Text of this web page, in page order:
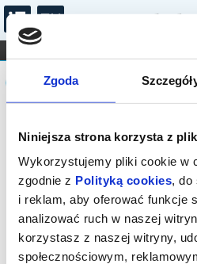
Zgoda
Niniejsza strona korzysta z
Wykorzystujemy pliki cookie w
zgodnie z Polityką cookies, do
i reklam, aby oferować funkcje
analizować ruch w naszej
korzystasz z naszej witryny,
społecznościowym,
FILHARMONIA OPERA I BALET
DLA DZIECI
Komunikat
Sprzedaż biletów on-
została zakończona.